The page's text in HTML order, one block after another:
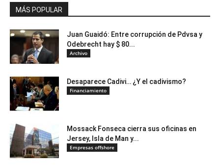
MÁS POPULAR
Juan Guaidó: Entre corrupción de Pdvsa y
Odebrecht hay $ 80...
Archivo
Desaparece Cadivi… ¿Y el cadivismo?
Financiamiento
Mossack Fonseca cierra sus oficinas en
Jersey, Isla de Man y...
Empresas offshore